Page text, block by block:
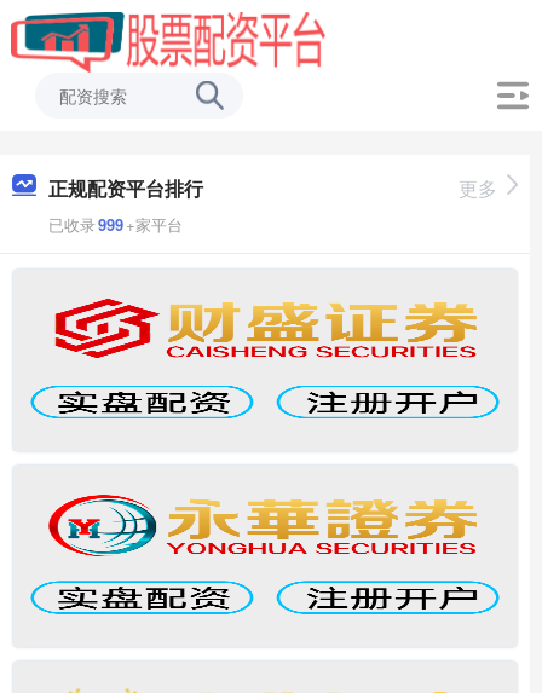
正规配资平台排行
已收录999+家平台
更多